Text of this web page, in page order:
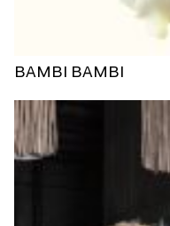
BAMBI BAMBI